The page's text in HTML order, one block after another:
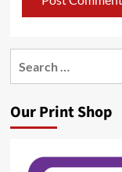
Our Print Shop